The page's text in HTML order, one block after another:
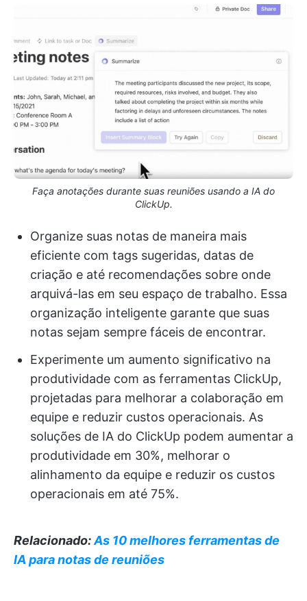
Faça anotações durante suas reuniões usando a IA do
ClickUp.
Organize suas notas de maneira mais
eficiente com tags sugeridas, datas de
criação e até recomendações sobre onde
arquivá-las em seu espaço de trabalho. Essa
organização inteligente garante que suas
notas sejam sempre fáceis de encontrar.
Experimente um aumento significativo na
produtividade com as ferramentas ClickUp,
projetadas para melhorar a colaboração em
equipe e reduzir custos operacionais. As
soluções de IA do ClickUp podem aumentar a
produtividade em 30%, melhorar o
alinhamento da equipe e reduzir os custos
operacionais em até 75%.
Relacionado:As 10 melhores ferramentas de
IA para notas de reuniões